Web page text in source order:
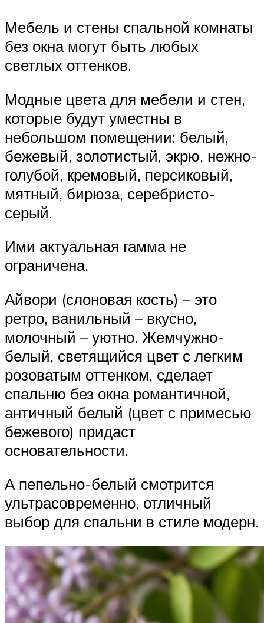
Мебель и стены спальной комнаты
без окна могут быть любых
светлых оттенков.
Модные цвета для мебели и стен,
которые будут уместны в
небольшом помещении: белый,
бежевый, золотистый, экрю, нежно-
голубой, кремовый, персиковый,
мятный, бирюза, серебристо-
серый.
Ими актуальная гамма не
ограничена.
Айвори (слоновая кость) – это
ретро, ванильный – вкусно,
молочный – уютно. Жемчужно-
белый, светящийся цвет с легким
розоватым оттенком, сделает
спальню без окна романтичной,
античный белый (цвет с примесью
бежевого) придаст
основательности.
А пепельно-белый смотрится
ультрасовременно, отличный
выбор для спальни в стиле модерн.